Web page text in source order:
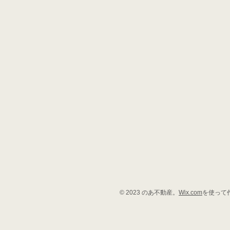
© 2023 のあ不動産。 Wix.comを使って